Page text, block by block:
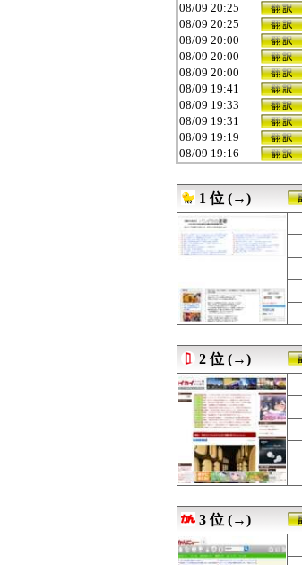
08/09 20:25
08/09 20:25
08/09 20:00
08/09 20:00
08/09 20:00
08/09 19:41
08/09 19:33
08/09 19:31
08/09 19:19
08/09 19:16
08/09 19:02
08/09 19:00
08/09 19:00
08/09 18:33
08/09 18:18
08/09 18:04
08/09 18:00
08/09 18:00
08/09 18:00
08/09 17:44
08/09 17:25
08/09 17:10
08/09 17:00
08/09 17:00
08/09 17:00
08/09 16:49
08/09 16:11
08/09 16:05
08/09 16:00
08/09 16:00
1 位 (→)
2 位 (→)
3 位 (→)